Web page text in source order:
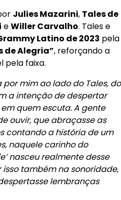
Julies Mazarini, Tales de
eWiller Carvalho. Tales e
Latino de 2023 pela
de Alegria”, reforçando a
pela faixa.
por mim ao lado do Tales, do
a intenção de despertar
quem escuta. A gente
ouvir, que abraçasse as
contando a história de um
naquele carinho do
nasceu realmente desse
também na sonoridade,
lembranças